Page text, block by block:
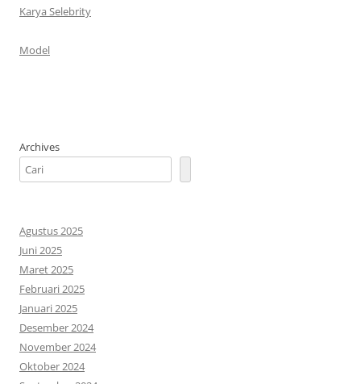
Karya Selebrity
Model
Archives
Agustus 2025
Juni 2025
Maret 2025
Februari 2025
Januari 2025
Desember 2024
November 2024
Oktober 2024